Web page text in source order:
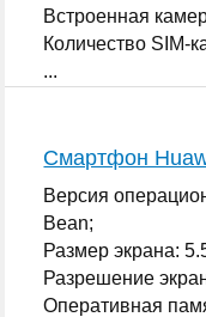
Встроенная
Количество SIM-
...
Смартфон
Версия
Bean;
Размер экрана:
Разрешение
Оперативная